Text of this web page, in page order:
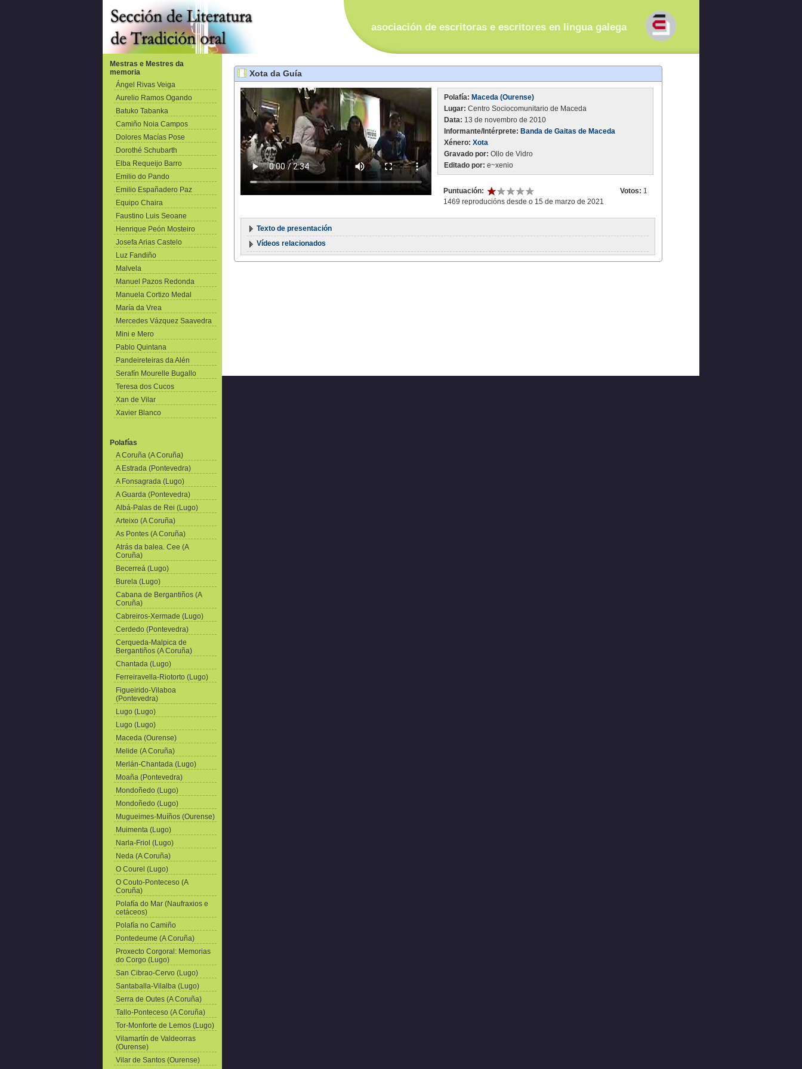
asociación de escritoras e escritores en lingua galega
Mestras e Mestres da
memoria
Ángel Rivas Veiga
Aurelio Ramos Ogando
Batuko Tabanka
Camiño Noia Campos
Dolores Macías Pose
Dorothé Schubarth
Elba Requeijo Barro
Emilio do Pando
Emilio Españadero Paz
Equipo Chaira
Faustino Luis Seoane
Henrique Peón Mosteiro
Josefa Arias Castelo
Luz Fandiño
Malvela
Manuel Pazos Redonda
Manuela Cortizo Medal
María da Vrea
Mercedes Vázquez Saavedra
Mini e Mero
Pablo Quintana
Pandeireteiras da Alén
Serafín Mourelle Bugallo
Teresa dos Cucos
Xan de Vilar
Xavier Blanco
Polafías
A Coruña (A Coruña)
A Estrada (Pontevedra)
A Fonsagrada (Lugo)
A Guarda (Pontevedra)
Albá-Palas de Rei (Lugo)
Arteixo (A Coruña)
As Pontes (A Coruña)
Atrás da balea. Cee (A
Coruña)
Becerreá (Lugo)
Burela (Lugo)
Cabana de Bergantiños (A
Coruña)
Cabreiros-Xermade (Lugo)
Cerdedo (Pontevedra)
Cerqueda-Malpica de
Bergantiños (A Coruña)
Chantada (Lugo)
Ferreiravella-Riotorto (Lugo)
Figueirido-Vilaboa
(Pontevedra)
Lugo (Lugo)
Lugo (Lugo)
Maceda (Ourense)
Melide (A Coruña)
Merlán-Chantada (Lugo)
Moaña (Pontevedra)
Mondoñedo (Lugo)
Mondoñedo (Lugo)
Mugueimes-Muíños (Ourense)
Muimenta (Lugo)
Narla-Friol (Lugo)
Neda (A Coruña)
O Courel (Lugo)
O Couto-Ponteceso (A
Coruña)
Polafía do Mar (Naufraxios e
cetáceos)
Polafía no Camiño
Pontedeume (A Coruña)
Proxecto Corgoral: Memorias
do Corgo (Lugo)
San Cibrao-Cervo (Lugo)
Santaballa-Vilalba (Lugo)
Serra de Outes (A Coruña)
Tallo-Ponteceso (A Coruña)
Tor-Monforte de Lemos (Lugo)
Vilamartín de Valdeorras
(Ourense)
Vilar de Santos (Ourense)
Xota da Guía
Polafía: Maceda (Ourense)
Lugar: Centro Sociocomunitario de Maceda
Data: 13 de novembro de 2010
Informante/Intérprete: Banda de Gaitas de Maceda
Xénero: Xota
Gravado por: Ollo de Vidro
Editado por: e~xenio
Puntuación: Votos: 1
1469 reproducións desde o 15 de marzo de 2021
Texto de presentación
Vídeos relacionados